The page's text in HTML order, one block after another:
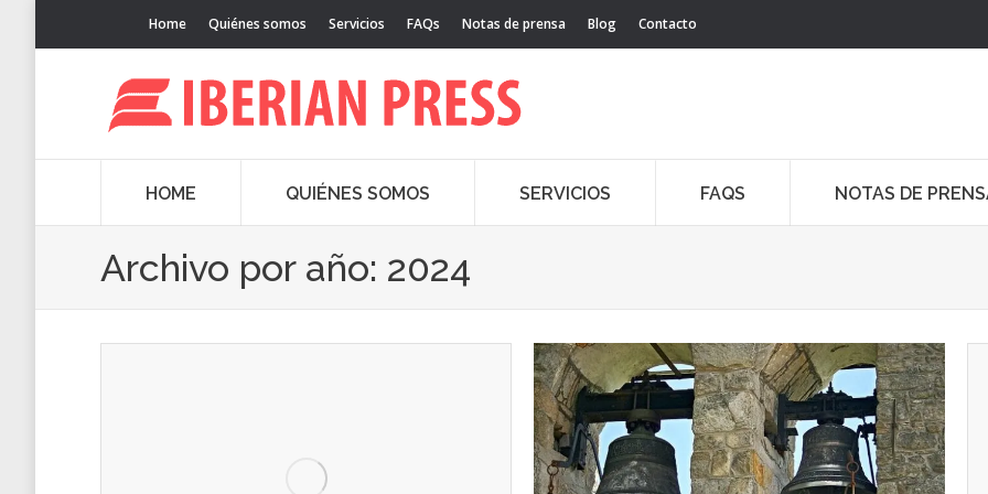
Home Quiénes somos Servicios FAQs Notas de prensa Blog Contacto
HOME QUIÉNES SOMOS SERVICIOS FAQS NOTAS DE
Archivo por año: 2024